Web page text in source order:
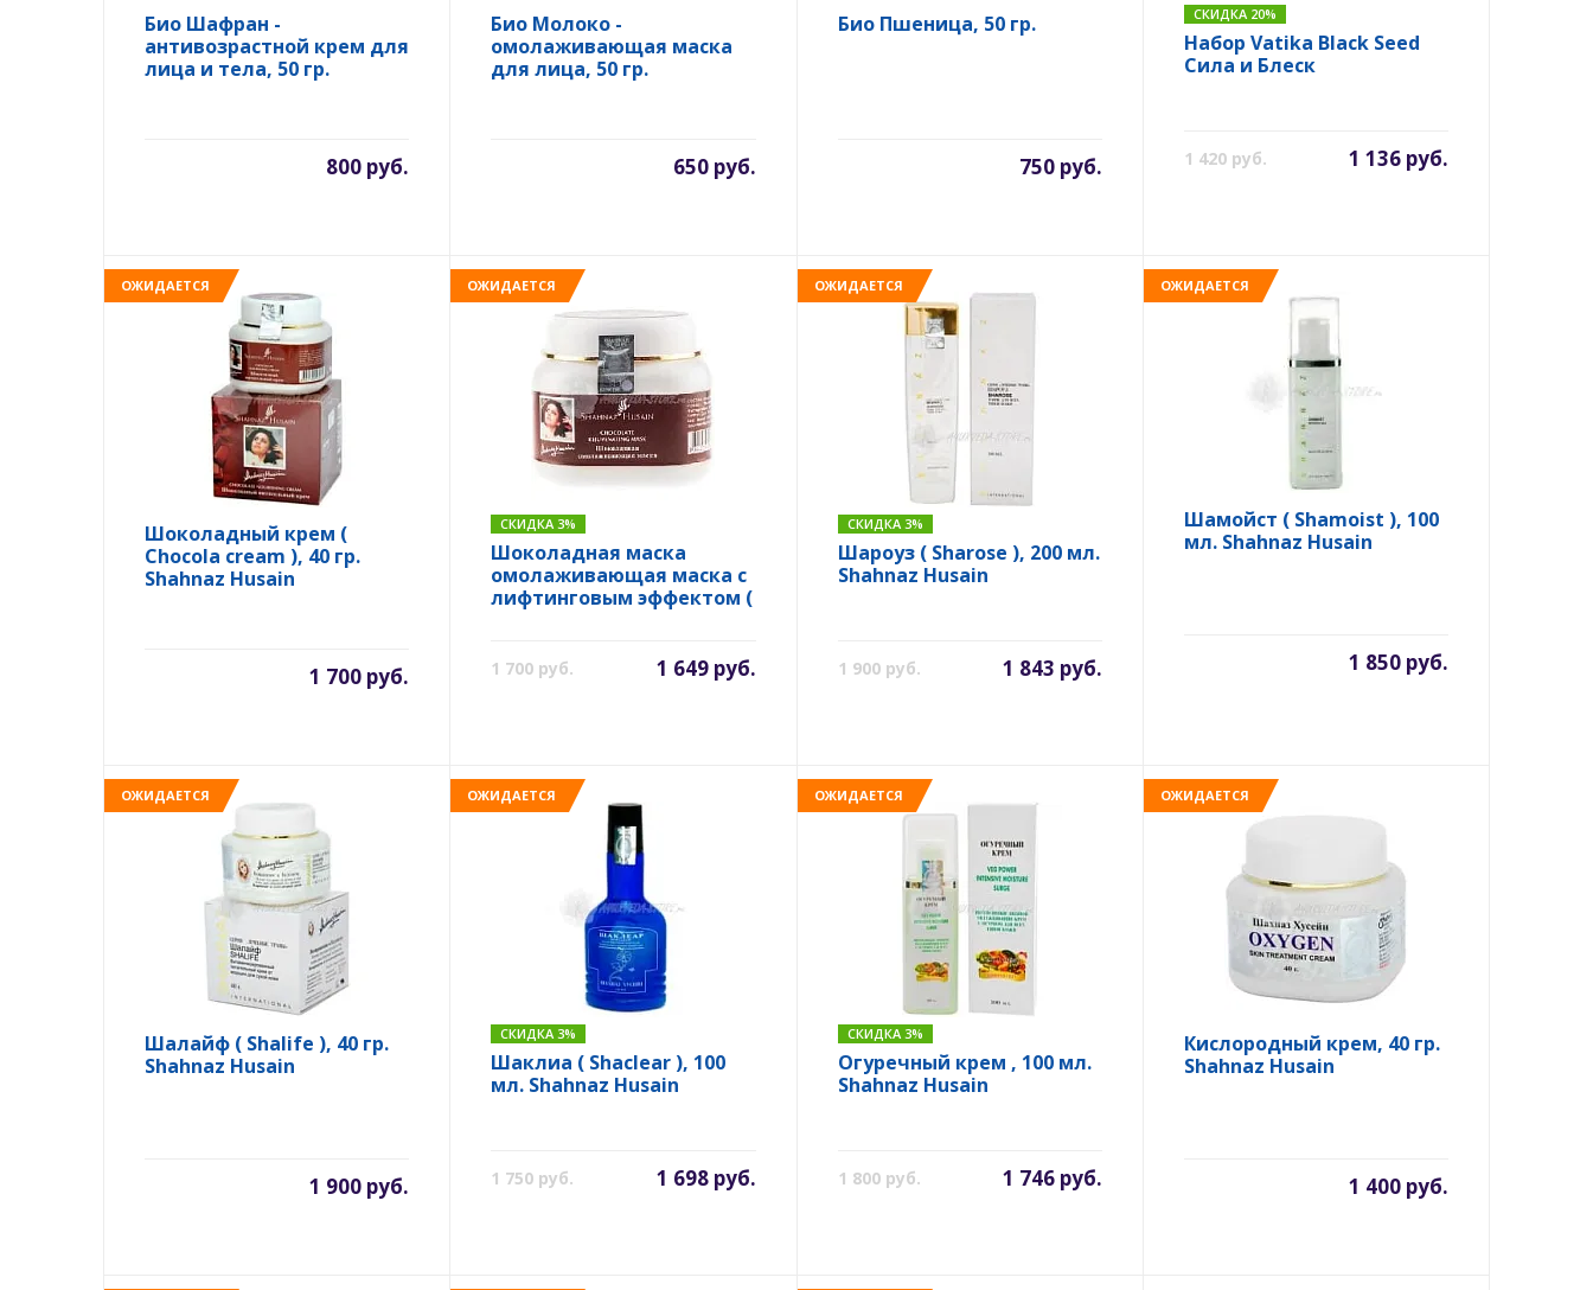
Био Шафран -
антивозрастной крем для
лица и тела, 50 гр.
800 руб.
Био Молоко -
омолаживающая маска
для лица, 50 гр.
650 руб.
Био Пшеница, 50 гр.
750 руб.
СКИДКА 20%
Набор Vatika Black Seed
Сила и Блеск
1 420 руб. 1 136 руб.
ОЖИДАЕТСЯ
Шоколадный крем (
Chocola cream ), 40 гр.
Shahnaz Husain
1 700 руб.
ОЖИДАЕТСЯ
СКИДКА 3%
Шоколадная маска
омолаживающая маска с
лифтинговым эффектом (
1 700 руб. 1 649 руб.
ОЖИДАЕТСЯ
СКИДКА 3%
Шароуз ( Sharose ), 200 мл.
Shahnaz Husain
1 900 руб. 1 843 руб.
ОЖИДАЕТСЯ
Шамойст ( Shamoist ), 100
мл. Shahnaz Husain
1 850 руб.
ОЖИДАЕТСЯ
Шалайф ( Shalife ), 40 гр.
Shahnaz Husain
1 900 руб.
ОЖИДАЕТСЯ
СКИДКА 3%
Шаклиа ( Shaclear ), 100
мл. Shahnaz Husain
1 750 руб. 1 698 руб.
ОЖИДАЕТСЯ
СКИДКА 3%
Огуречный крем , 100 мл.
Shahnaz Husain
1 800 руб. 1 746 руб.
ОЖИДАЕТСЯ
Кислородный крем, 40 гр.
Shahnaz Husain
1 400 руб.